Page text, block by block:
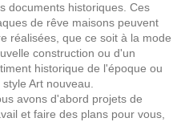
documents historiques. Ces
de rêve maisons peuvent
réalisées, que ce soit à la mode
construction ou d'un
historique de l'époque ou
style Art nouveau.
avons d'abord projets de
et faire des plans pour vous,